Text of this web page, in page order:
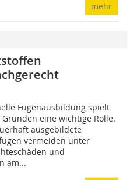
mehr
Fugenausbildung spielt
eine wichtige Rolle.
ausgebildete
vermeiden unter
und
am...